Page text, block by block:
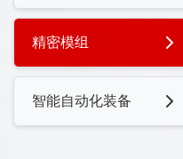
功能件
精密模组
智能自动化装备